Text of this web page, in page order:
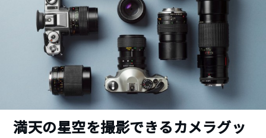
満天の星空を撮影できるカメラグッ